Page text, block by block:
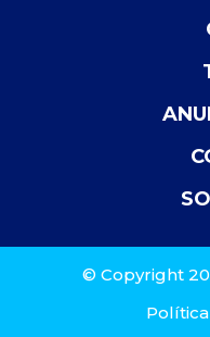
© Copyright